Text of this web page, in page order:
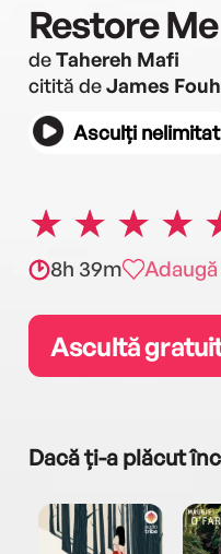
Restore Me
deTahereh Mafi
citită deJames
Asculți nelimitat
8h 39m
Ascultă
Dacă ți-a plăcut